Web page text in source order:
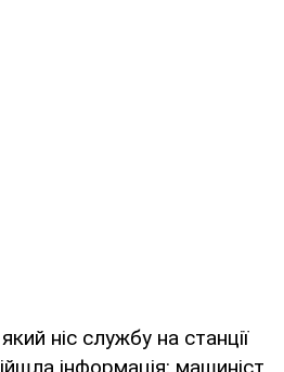
ніс службу на станції
інформація: машиніст